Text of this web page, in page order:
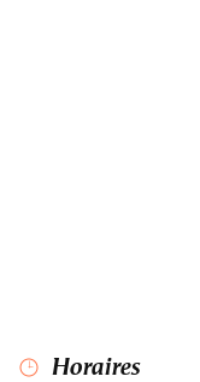
Horaires